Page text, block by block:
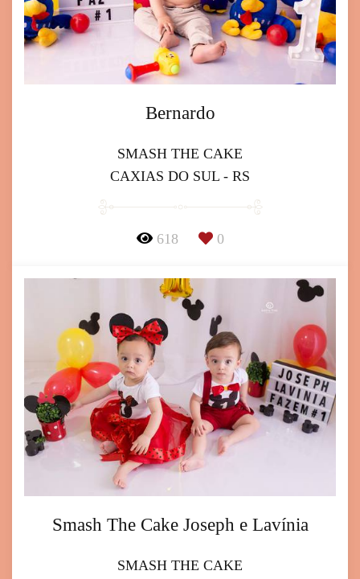
Bernardo
SMASH THE CAKE
CAXIAS DO SUL - RS
618 0
Smash The Cake Joseph e Lavínia
SMASH THE CAKE